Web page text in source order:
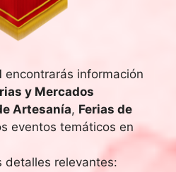
encontrarás información
y Mercados
Artesanía, Ferias de
eventos temáticos en
detalles relevantes: